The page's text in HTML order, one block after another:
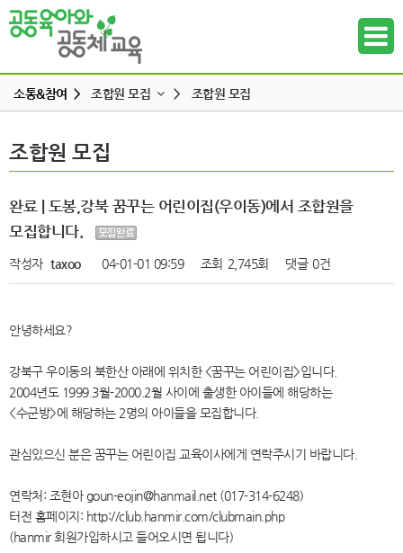
하위메뉴
하위메뉴
소통&참여 > 조합원 모집 >
공동육아 ing
터전 소식
조합원 모집
조합원 모집
완료 | 도봉,강북 꿈꾸는 어린이집(우이동)에서 조합원을
모집합니다.
작성자 taxoo 04-01-01 09:59 조회 2,745회 댓글 0건
안녕하세요?
강북구 우이동의 북한산 아래에 위치한 <꿈꾸는 어린이집>입니다.
2004년도 1999.3월-2000.2월 사이에 출생한 아이들에 해당하는
<수군방>에 해당하는 2명의 아이들을 모집합니다.
관심있으신 분은 꿈꾸는 어린이집 교육이사에게 연락주시기 바랍니다.
연락처: 조현아 goun-eojin@hanmail.net (017-314-6248)
터전 홈페이지: http://club.hanmir.com/clubmain.php
(hanmir 회원가입하시고 들어오시면 됩니다)